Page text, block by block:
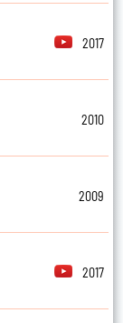
2017
2010
2009
2017